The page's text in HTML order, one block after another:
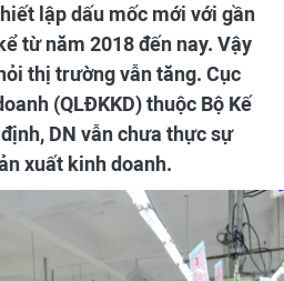
lập dấu mốc mới với gần
từ năm 2018 đến nay. Vậy
thị trường vẫn tăng. Cục
(QLĐKKD) thuộc Bộ Kế
DN vẫn chưa thực sự
xuất kinh doanh.